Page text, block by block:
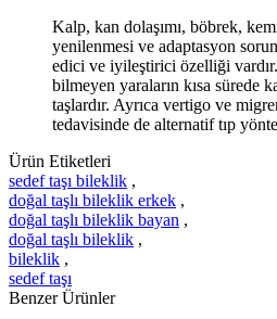
Kalp, kan dolaşımı, böbrek,
yenilenmesi ve adaptasyon
edici ve iyileştirici özelliği
bilmeyen yaraların kısa sürede
taşlardır. Ayrıca vertigo ve
tedavisinde de alternatif tıp
Ürün Etiketleri
sedef taşı bileklik ,
doğal taşlı bileklik erkek ,
doğal taşlı bileklik bayan ,
doğal taşlı bileklik ,
bileklik ,
sedef taşı
Benzer Ürünler